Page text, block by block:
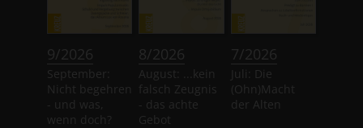
9/2026
September:
Nicht begehren
- und was,
wenn doch?
8/2026
August: ...kein
falsch Zeugnis
- das achte
Gebot
7/2026
Juli: Die
(Ohn)Macht
der Alten